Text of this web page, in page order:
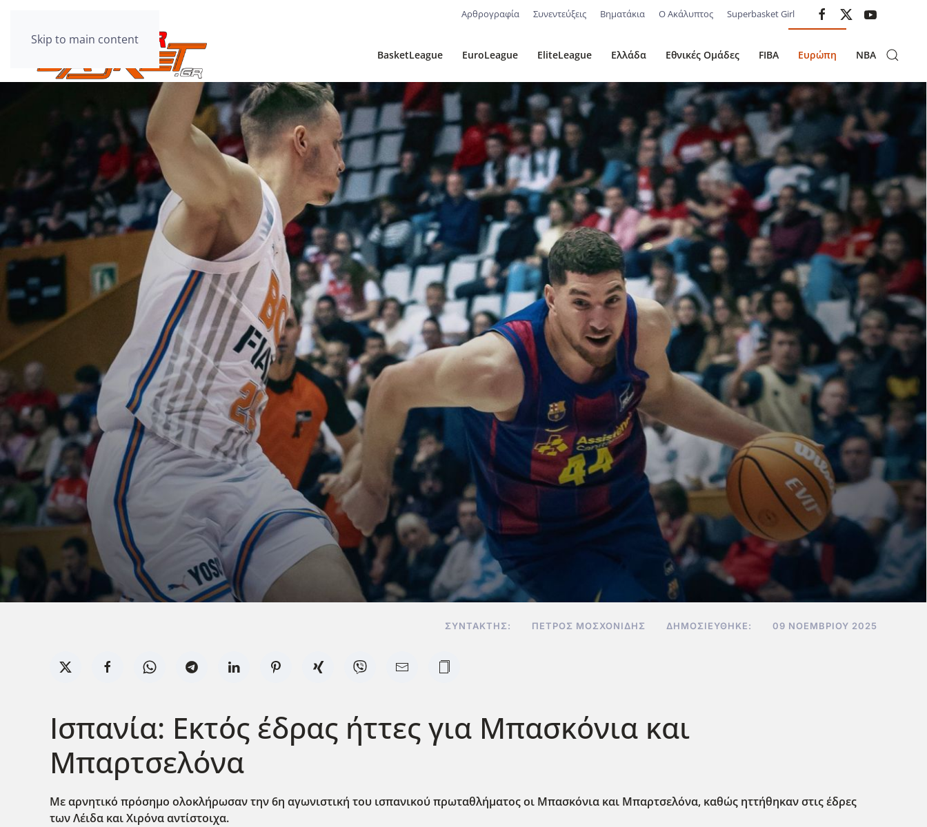
Skip to main content
Αρθρογραφία Συνεντεύξεις Βηματάκια Ο Ακάλυπτος Superbasket Girl
BasketLeague EuroLeague EliteLeague Ελλάδα Εθνικές Ομάδες FIBA Ευρώπη NBA
ΣΥΝΤΆΚΤΗΣ: ΠΈΤΡΟΣ ΜΟΣΧΟΝΊΔΗΣ ΔΗΜΟΣΙΕΎΘΗΚΕ: 09 ΝΟΕΜΒΡΊΟΥ 2025
Ισπανία: Εκτός έδρας ήττες για Μπασκόνια και
Μπαρτσελόνα
Με αρνητικό πρόσημο ολοκλήρωσαν την 6η αγωνιστική του ισπανικού πρωταθλήματος οι Μπασκόνια και Μπαρτσελόνα, καθώς ηττήθηκαν στις έδρες
των Λέιδα και Χιρόνα αντίστοιχα.